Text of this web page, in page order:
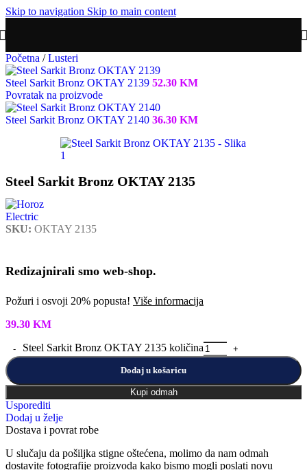
Skip to navigation Skip to main content
Početna / Lusteri
Steel Sarkit Bronz OKTAY 2139 52.30 KM
Povratak na proizvode
Steel Sarkit Bronz OKTAY 2140 36.30 KM
Steel Sarkit Bronz OKTAY 2135
SKU: OKTAY 2135
Redizajnirali smo web-shop.
Požuri i osvoji 20% popusta! Više informacija
39.30 KM
Steel Sarkit Bronz OKTAY 2135 količina
Dodaj u košaricu
Kupi odmah
Usporediti
Dodaj u želje
Dostava i povrat robe
U slučaju da pošiljka stigne oštećena, molimo da nam odmah
dostavite fotografije proizvoda kako bismo mogli poslati novu